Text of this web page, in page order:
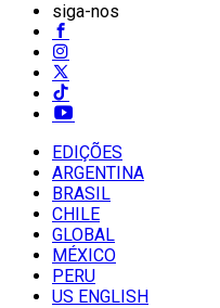
siga-nos
EDIÇÕES
ARGENTINA
BRASIL
CHILE
GLOBAL
MÉXICO
PERU
US ENGLISH